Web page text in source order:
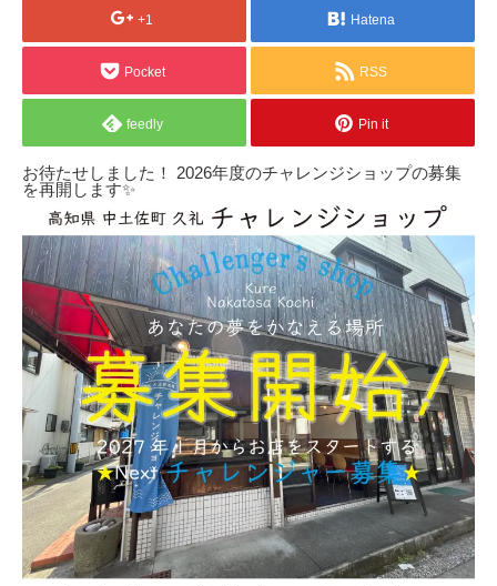
+1 Hatena
Pocket RSS
feedly Pin it
お待たせしました！ 2026年度のチャレンジショップの募集
を再開します✨